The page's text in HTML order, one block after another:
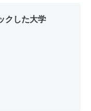
クした大学